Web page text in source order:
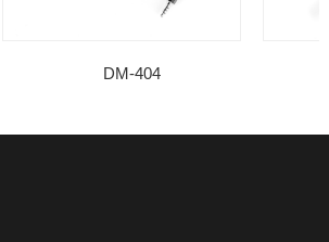
DM-404